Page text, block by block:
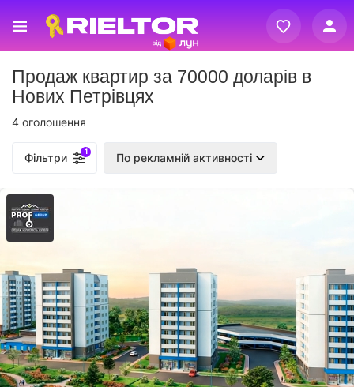
Реєстрація
Вхід
Продаж квартир за 70000 доларів в
Нових Петрівцях
4 оголошення
Фільтри 1 По рекламній активності